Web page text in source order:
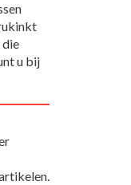
die
u bij